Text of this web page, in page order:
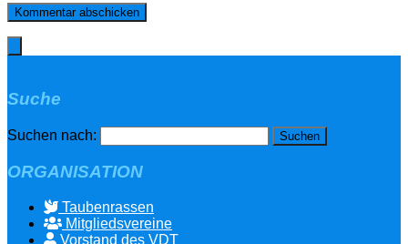
Suche
Suchen nach:
ORGANISATION
Taubenrassen
Mitgliedsvereine
Vorstand des VDT